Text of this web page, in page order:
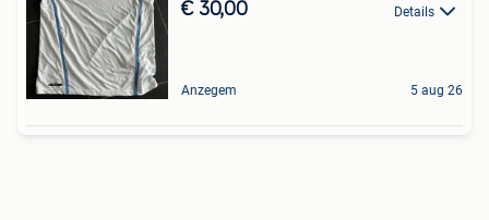
€ 30,00 Details
Anzegem 5 aug 26